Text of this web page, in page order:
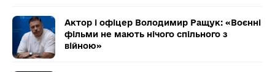
Актор і офіцер Володимир Ращук: «Воєнні
фільми не мають нічого спільного з
війною»